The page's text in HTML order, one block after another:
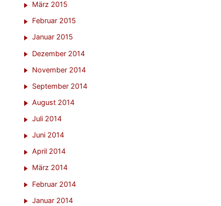
März 2015
Februar 2015
Januar 2015
Dezember 2014
November 2014
September 2014
August 2014
Juli 2014
Juni 2014
April 2014
März 2014
Februar 2014
Januar 2014